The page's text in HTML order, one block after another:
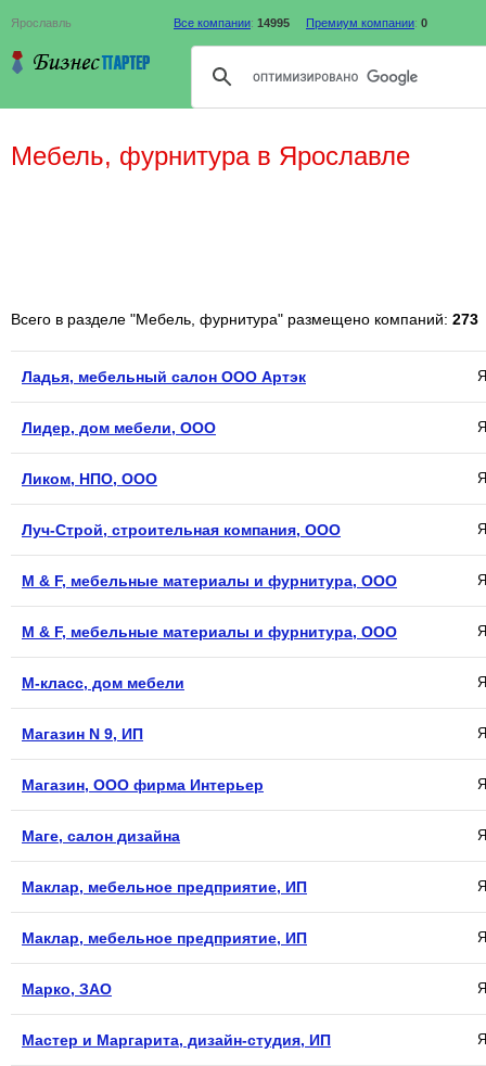
Ярославль Все компании: 14995 Премиум компании: 0
Мебель, фурнитура в Ярославле
Всего в разделе "Мебель, фурнитура" размещено компаний: 273
Ладья, мебельный салон ООО Артэк
Лидер, дом мебели, ООО
Ликом, НПО, ООО
Луч-Строй, строительная компания, ООО
М & F, мебельные материалы и фурнитура, ООО
М & F, мебельные материалы и фурнитура, ООО
М-класс, дом мебели
Магазин N 9, ИП
Магазин, ООО фирма Интерьер
Маге, салон дизайна
Маклар, мебельное предприятие, ИП
Маклар, мебельное предприятие, ИП
Марко, ЗАО
Мастер и Маргарита, дизайн-студия, ИП